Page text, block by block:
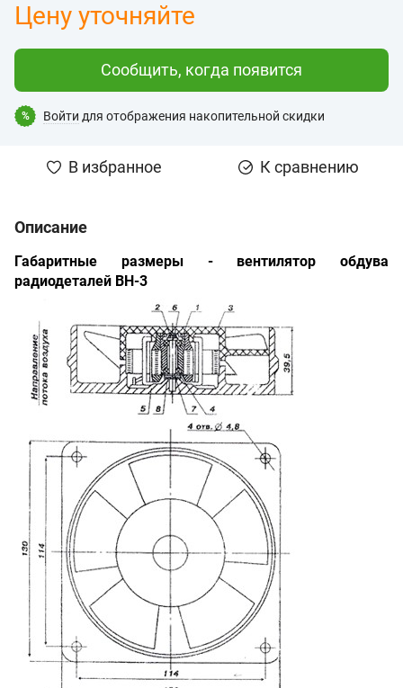
Цену уточняйте
Сообщить, когда появится
% Войти для отображения накопительной скидки
В избранное К сравнению
Описание
Габаритные размеры - вентилятор обдува
радиодеталей ВН-3